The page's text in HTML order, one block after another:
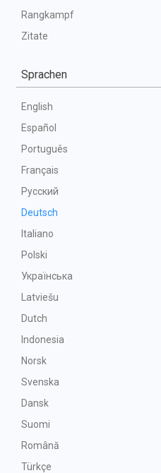
Rangkampf
Zitate
Sprachen
English
Español
Português
Français
Русский
Deutsch
Italiano
Polski
Українська
Latviešu
Dutch
Indonesia
Norsk
Svenska
Dansk
Suomi
Română
Türkçe